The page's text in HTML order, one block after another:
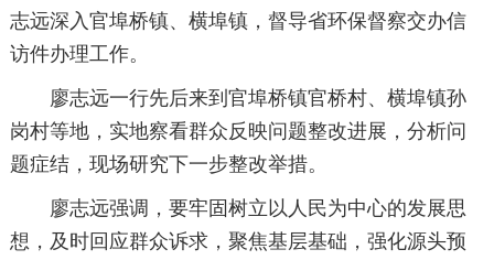
志远深入官埠桥镇、横埠镇，督导省环保督察交办信
访件办理工作。
廖志远一行先后来到官埠桥镇官桥村、横埠镇孙
岗村等地，实地察看群众反映问题整改进展，分析问
题症结，现场研究下一步整改举措。
廖志远强调，要牢固树立以人民为中心的发展思
想，及时回应群众诉求，聚焦基层基础，强化源头预